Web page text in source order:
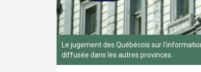
Le jugement des Québécois sur
diffusée dans les autres provinces.